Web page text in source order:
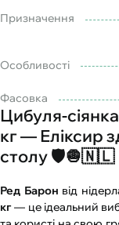
Призначення
Особливості
Фасовка
Цибуля-
кг — Еліксир
столу 🛡️🧅🇳🇱
Ред Барон від
кг— це ідеальний